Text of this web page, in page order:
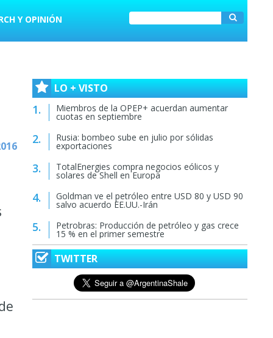
Y OPINIÓN
LO + VISTO
Miembros de la OPEP+ acuerdan aumentar
cuotas en septiembre
Rusia: bombeo sube en julio por sólidas
exportaciones
TotalEnergies compra negocios eólicos y
solares de Shell en Europa
Goldman ve el petróleo entre USD 80 y USD 90
salvo acuerdo EE.UU.-Irán
Petrobras: Producción de petróleo y gas crece
15 % en el primer semestre
TWITTER